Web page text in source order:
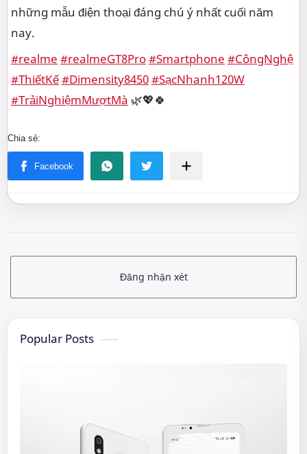
những mẫu điện thoại đáng chú ý nhất cuối năm
nay.
#realme #realmeGT8Pro#Smartphone #CôngNghệ
#ThiếtKế#Dimensity8450#SạcNhanh120W
#TrảiNghiệmMượtMà 🌿💖🍀
Đăng nhận xét
Popular Posts